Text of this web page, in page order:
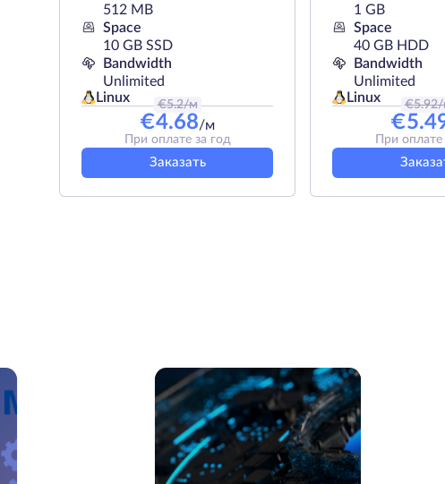
512 MB
Space
10 GB SSD
Bandwidth
Unlimited
Linux
€5.2/м
€4.68/м
При оплате за год
Заказать
1 GB
Space
40 GB HDD
Bandwidth
Unlimited
Linux
€5.92/
€
При